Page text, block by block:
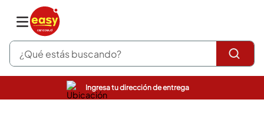
¿Qué estás buscando?
Ingresa tu dirección de entrega
pinturas